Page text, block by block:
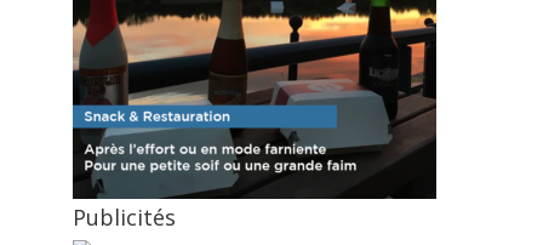
Publicités